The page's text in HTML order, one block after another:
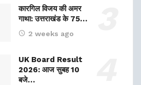
कारगिल विजय की अमर
गाथा: उत्तराखंड के 75…
2 weeks ago
UK Board Result
2026: आज सुबह 10
बजे…